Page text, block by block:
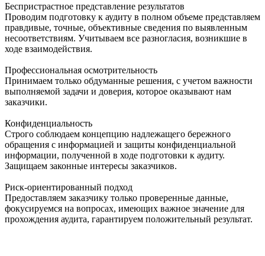
Беспристрастное представление результатов
Проводим подготовку к аудиту в полном объеме представляем
правдивые, точные, объективные сведения по выявленным
несоответствиям. Учитываем все разногласия, возникшие в
ходе взаимодействия.
Профессиональная осмотрительность
Принимаем только обдуманные решения, с учетом важности
выполняемой задачи и доверия, которое оказывают нам
заказчики.
Конфиденциальность
Строго соблюдаем концепцию надлежащего бережного
обращения с информацией и защиты конфиденциальной
информации, полученной в ходе подготовки к аудиту.
Защищаем законные интересы заказчиков.
Риск-ориентированный подход
Предоставляем заказчику только проверенные данные,
фокусируемся на вопросах, имеющих важное значение для
прохождения аудита, гарантируем положительный результат.